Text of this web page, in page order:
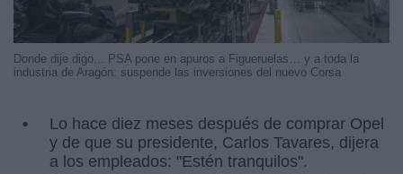
Donde dije digo... PSA pone en apuros a Figueruelas… y a toda la
industria de Aragón: suspende las inversiones del nuevo Corsa
Lo hace diez meses después de comprar Opel
y de que su presidente, Carlos Tavares, dijera
a los empleados: "Estén tranquilos".